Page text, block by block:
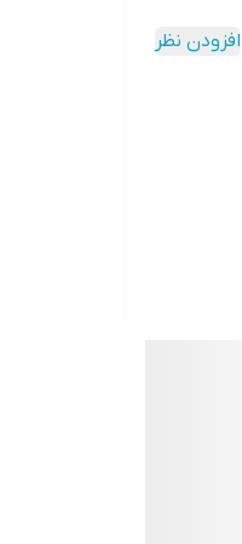
افزودن نظر